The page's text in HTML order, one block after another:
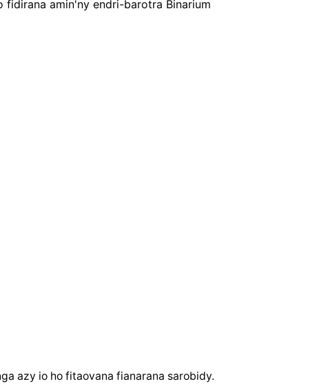
fidirana amin'ny endri-barotra Binarium
azy io ho fitaovana fianarana sarobidy.